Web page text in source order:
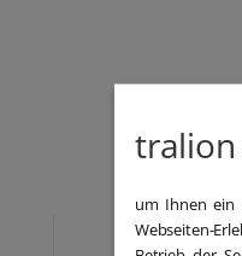
tralion
um Ihnen ein
Webseiten-